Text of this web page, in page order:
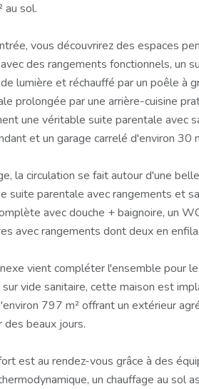
au sol.
vous découvrirez des espaces
des rangements fonctionnels, un
lumière et réchauffé par un poêle à
prolongée par une arrière-cuisine
une véritable suite parentale avec
et un garage carrelé d'environ 30
la circulation se fait autour d'une
suite parentale avec rangements et
avec douche + baignoire, un
avec rangements dont deux en
vient compléter l'ensemble pour
vide sanitaire, cette maison est
797 m² offrant un extérieur
beaux jours.
est au rendez-vous grâce à des
un chauffage au sol